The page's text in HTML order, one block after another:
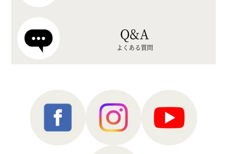
Q&A
よくある質問